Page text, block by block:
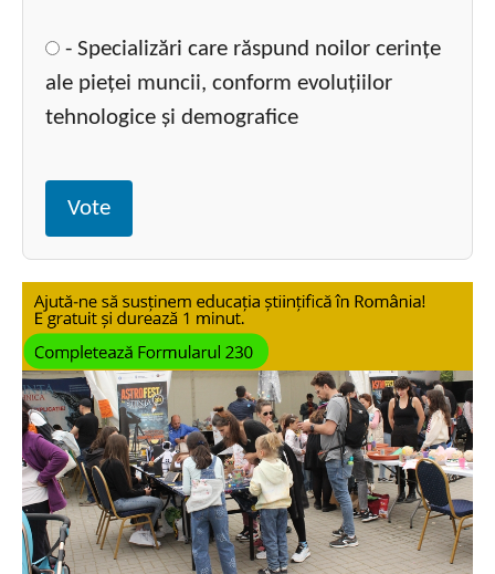
- Specializări care răspund noilor cerințe
ale pieței muncii, conform evoluțiilor
tehnologice și demografice
Vote